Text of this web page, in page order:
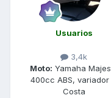
Usuarios
3,4k
Moto: Yamaha
400cc ABS, variador
Costa